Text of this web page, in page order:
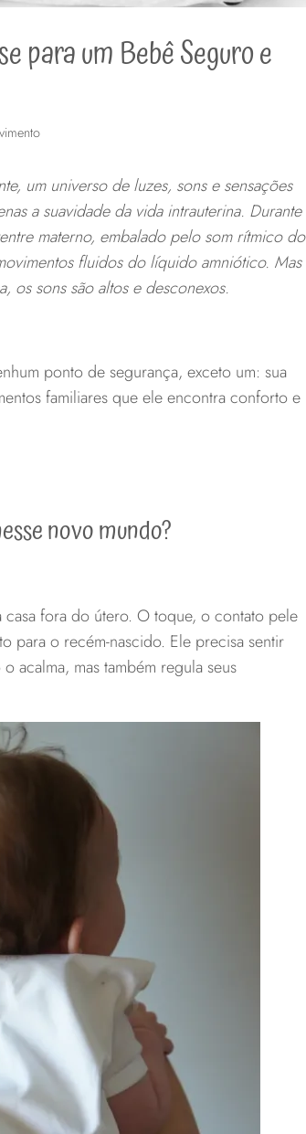
para um Bebê Seguro e
um universo de luzes, sons e sensações
a suavidade da vida intrauterina. Durante
materno, embalado pelo som rítmico do
fluidos do líquido amniótico. Mas
os sons são altos e desconexos.
ponto de segurança, exceto um: sua
familiares que ele encontra conforto e
novo mundo?
fora do útero. O toque, o contato pele
para o recém-nascido. Ele precisa sentir
acalma, mas também regula seus